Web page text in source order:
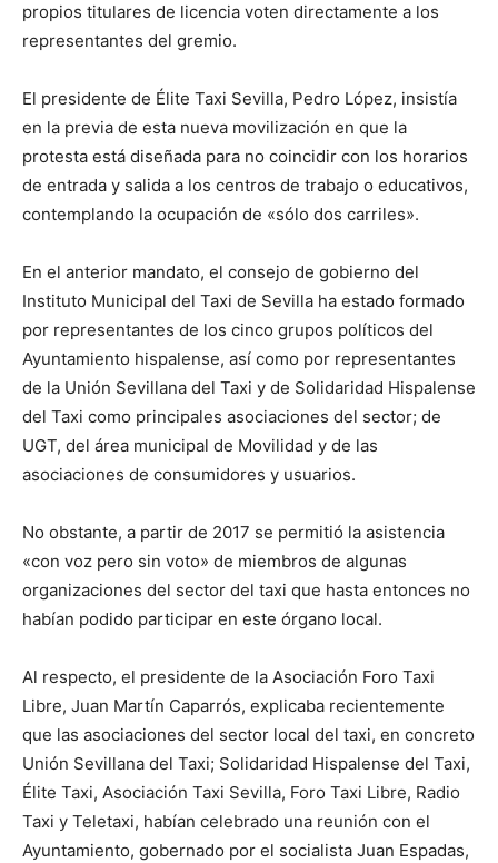
propios titulares de licencia voten directamente a los
representantes del gremio.
El presidente de Élite Taxi Sevilla, Pedro López, insistía
en la previa de esta nueva movilización en que la
protesta está diseñada para no coincidir con los horarios
de entrada y salida a los centros de trabajo o educativos,
contemplando la ocupación de «sólo dos carriles».
En el anterior mandato, el consejo de gobierno del
Instituto Municipal del Taxi de Sevilla ha estado formado
por representantes de los cinco grupos políticos del
Ayuntamiento hispalense, así como por representantes
de la Unión Sevillana del Taxi y de Solidaridad Hispalense
del Taxi como principales asociaciones del sector; de
UGT, del área municipal de Movilidad y de las
asociaciones de consumidores y usuarios.
No obstante, a partir de 2017 se permitió la asistencia
«con voz pero sin voto» de miembros de algunas
organizaciones del sector del taxi que hasta entonces no
habían podido participar en este órgano local.
Al respecto, el presidente de la Asociación Foro Taxi
Libre, Juan Martín Caparrós, explicaba recientemente
que las asociaciones del sector local del taxi, en concreto
Unión Sevillana del Taxi; Solidaridad Hispalense del Taxi,
Élite Taxi, Asociación Taxi Sevilla, Foro Taxi Libre, Radio
Taxi y Teletaxi, habían celebrado una reunión con el
Ayuntamiento, gobernado por el socialista Juan Espadas,